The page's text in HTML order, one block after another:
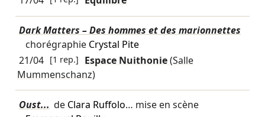
Dark Matters – Des hommes et des marionnettes
chorégraphie Crystal Pite
21/04 [1 rep.] Espace Nuithonie(Salle
Mummenschanz)
Oust... de Clara Ruffolo… mise en scène